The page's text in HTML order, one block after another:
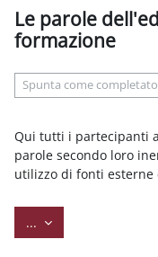
Le parole
formazione
Spunta come completato
Qui tutti i partecipanti
parole secondo loro
utilizzo di fonti esterne
... Esporta voci